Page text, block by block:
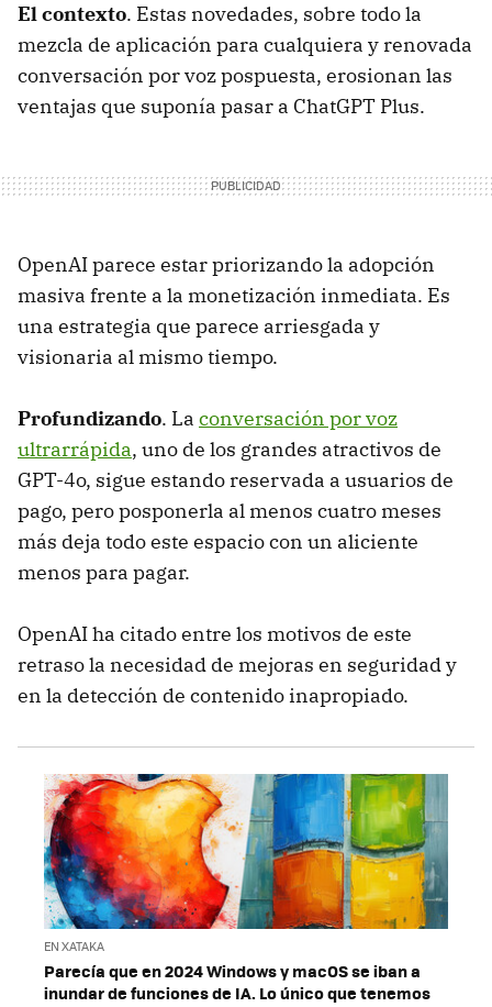
El contexto. Estas novedades, sobre todo la
mezcla de aplicación para cualquiera y renovada
conversación por voz pospuesta, erosionan las
ventajas que suponía pasar a ChatGPT Plus.
OpenAI parece estar priorizando la adopción
masiva frente a la monetización inmediata. Es
una estrategia que parece arriesgada y
visionaria al mismo tiempo.
Profundizando. La conversación por voz
ultrarrápida, uno de los grandes atractivos de
GPT-4o, sigue estando reservada a usuarios de
pago, pero posponerla al menos cuatro meses
más deja todo este espacio con un aliciente
menos para pagar.
OpenAI ha citado entre los motivos de este
retraso la necesidad de mejoras en seguridad y
en la detección de contenido inapropiado.
EN XATAKA
Parecía que en 2024 Windows y macOS se iban a
inundar de funciones de IA. Lo único que tenemos